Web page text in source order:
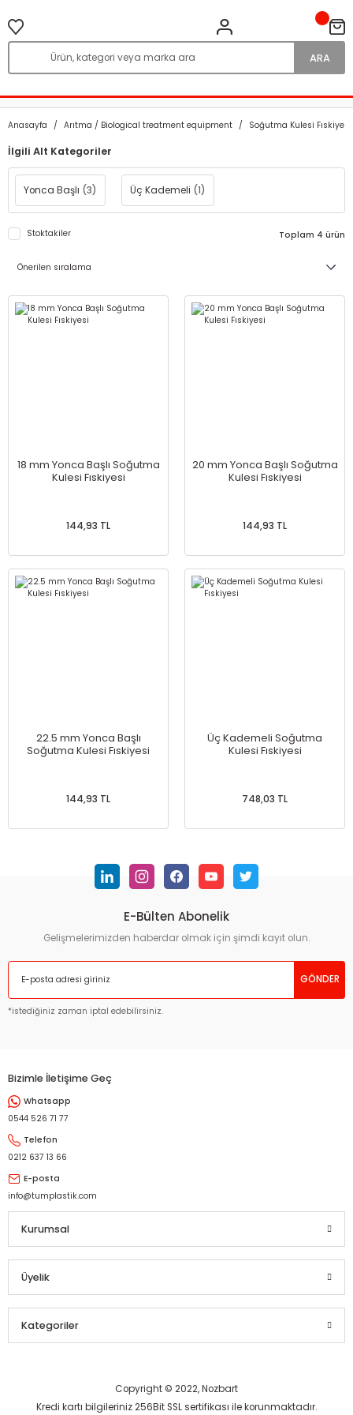
ARA
Anasayfa Arıtma / Biological treatment equipment Soğutma Kulesi Fıskiyesi
İlgili Alt Kategoriler
Yonca Başlı (3) Üç Kademeli (1)
Stoktakiler Toplam 4 ürün
18 mm Yonca Başlı Soğutma
Kulesi Fıskiyesi
144,93 TL
20 mm Yonca Başlı Soğutma
Kulesi Fıskiyesi
144,93 TL
22.5 mm Yonca Başlı
Soğutma Kulesi Fıskiyesi
144,93 TL
Üç Kademeli Soğutma
Kulesi Fıskiyesi
748,03 TL
E-Bülten Abonelik
Gelişmelerimizden haberdar olmak için şimdi kayıt olun.
GÖNDER
*istediğiniz zaman iptal edebilirsiniz.
Bizimle İletişime Geç
Whatsapp
0544 526 71 77
Telefon
0212 637 13 66
E-posta
info@tumplastik.com
Kurumsal
Üyelik
Kategoriler
Copyright © 2022, Nozbart
Kredi kartı bilgileriniz 256Bit SSL sertifikası ile korunmaktadır.